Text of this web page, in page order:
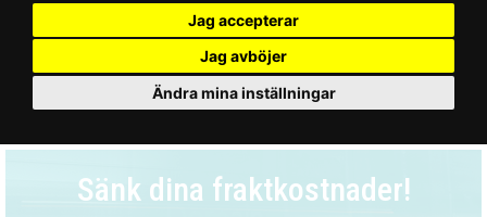
Jag accepterar
Jag avböjer
Ändra mina inställningar
Sänk dina fraktkostnader!